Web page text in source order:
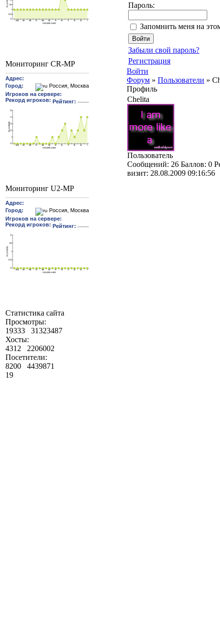
Мониторинг CR-MP
Мониторинг U2-MP
Статистика сайта
Просмотры:
19333
31323487
Хосты:
4312
2206002
Посетители:
8200
4439871
19
Пароль:
Запомнить меня на
Забыли свой пароль?
Регистрация
Войти
Форум » Пользователи »
Профиль
Chelita
Пользователь
Cообщений: 26 Баллов: 0
визит: 28.08.2009 09:16:56